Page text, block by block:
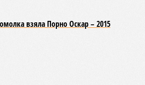
взяла Порно Оскар – 2015